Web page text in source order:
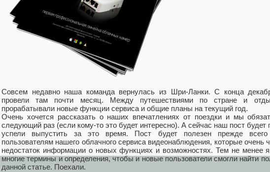
Совсем недавно наша команда вернулась из Шри-Ланки. С конца
провели там почти месяц. Между путешествиями по стране и
прорабатывали новые функции сервиса и общие планы на текущий год.
Очень хочется рассказать о наших впечатлениях от поездки и мы
следующий раз (если кому-то это будет интересно). А сейчас наш пост
успели выпустить за это время. Пост будет полезен прежде
пользователям нашего облачного сервиса видеонаблюдения, которые очень
недостаток информации о новых функциях и возможностях. Тем не менее
многие термины и определения, чтобы и новые пользователи смогли найти
данной статье. Поехали.